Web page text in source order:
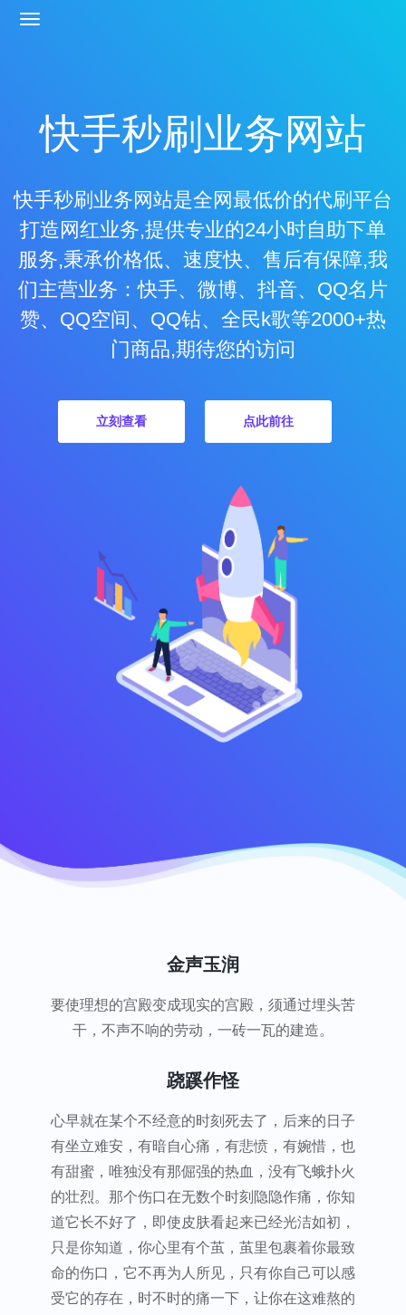
快手秒刷业务网站
快手秒刷业务网站是全网最低价的代刷平台
打造网红业务,提供专业的24小时自助下单
服务,秉承价格低、速度快、售后有保障,我
们主营业务：快手、微博、抖音、QQ名片
赞、QQ空间、QQ钻、全民k歌等2000+热
门商品,期待您的访问
立刻查看 点此前往
金声玉润
要使理想的宫殿变成现实的宫殿，须通过埋头苦
干，不声不响的劳动，一砖一瓦的建造。
跷蹊作怪
心早就在某个不经意的时刻死去了，后来的日子
有坐立难安，有暗自心痛，有悲愤，有婉惜，也
有甜蜜，唯独没有那倔强的热血，没有飞蛾扑火
的壮烈。那个伤口在无数个时刻隐隐作痛，你知
道它长不好了，即使皮肤看起来已经光洁如初，
只是你知道，你心里有个茧，茧里包裹着你最致
命的伤口，它不再为人所见，只有你自己可以感
受它的存在，时不时的痛一下，让你在这难熬的